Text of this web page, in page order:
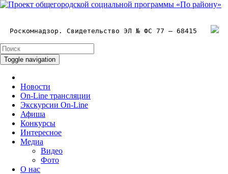
Роскомнадзор. Свидетельство ЭЛ № ФС 77 – 68415
Toggle navigation
Новости
On-Line трансляции
Экскурсии On-Line
Афиша
Конкурсы
Интересное
Медиа
Видео
Фото
О нас